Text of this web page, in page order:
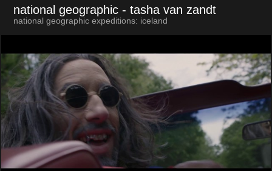
national geographic - tasha van zandt
national geographic expeditions: iceland